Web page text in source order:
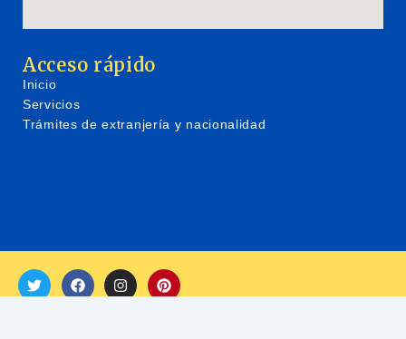
Acceso rápido
Inicio
Servicios
Trámites de extranjería y nacionalidad